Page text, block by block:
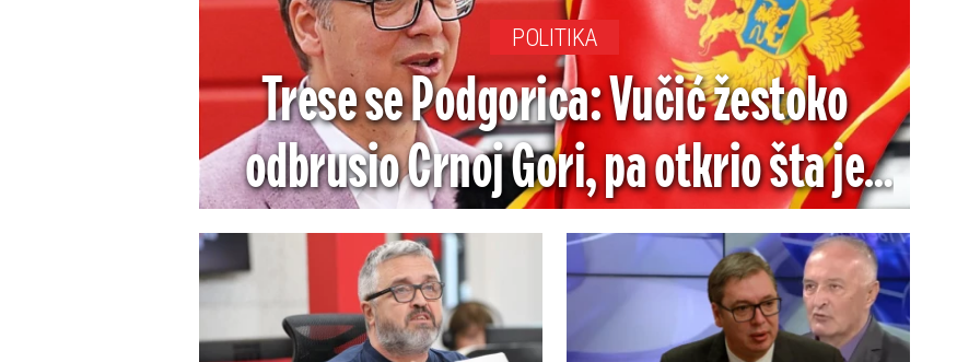
POLITIKA
Trese se Podgorica: Vučić žestoko
odbrusio Crnoj Gori, pa otkrio šta je
jedino godinama tražio od te zemlje